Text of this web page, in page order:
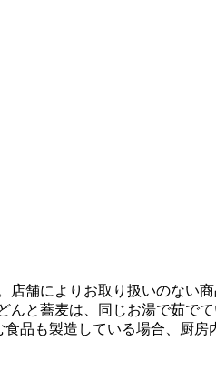
舗によりお取り扱いのない商
と蕎麦は、同じお湯で茹で
品も製造している場合、厨